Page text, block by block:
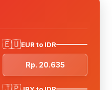
🇪🇺EUR to IDR
Rp. 20.635